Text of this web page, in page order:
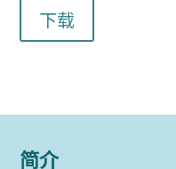
下载
简介